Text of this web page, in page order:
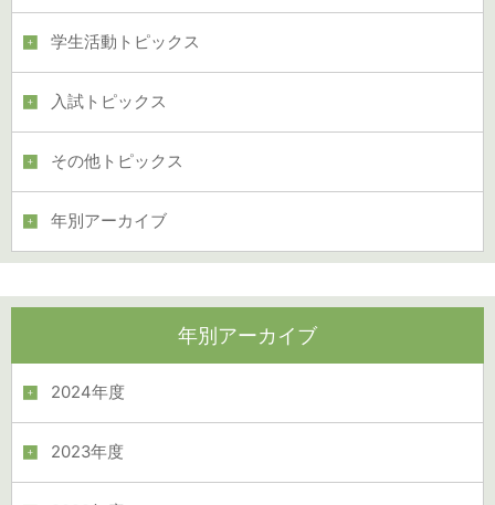
学生活動トピックス
入試トピックス
その他トピックス
年別アーカイブ
年別アーカイブ
2024年度
2023年度